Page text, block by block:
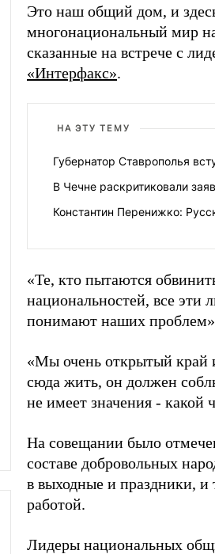
Это наш общий дом, и
многонациональный мир
сказанные на встрече с
«Интерфакс».
НА ЭТУ ТЕМУ
Губернатор Ставрополья
В Чечне раскритиковали
Константин Перенижко:
«Те, кто пытаются
национальностей, все эти
понимают наших
«Мы очень открытый край
сюда жить, он должен
не имеет значения - какой
На совещании было
составе добровольных
в выходные и праздники, и
работой.
Лидеры национальных